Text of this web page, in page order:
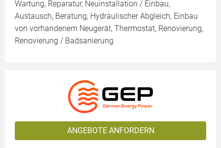
Wartung, Reparatur, Neuinstallation / Einbau,
Austausch, Beratung, Hydraulischer Abgleich, Einbau
von vorhandenem Neugerät, Thermostat, Renovierung,
Renovierung / Badsanierung
ANGEBOTE ANFORDERN